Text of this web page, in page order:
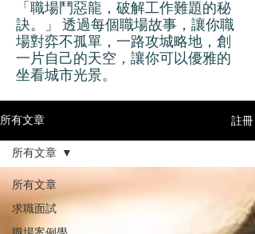
「職場鬥惡龍，破解工作難題的秘
訣。」 透過每個職場故事，讓你職
場對弈不孤單，一路攻城略地，創
一片自己的天空，讓你可以優雅的
坐看城市光景。
所有文章 註冊
所有文章
求職面試
所有文章